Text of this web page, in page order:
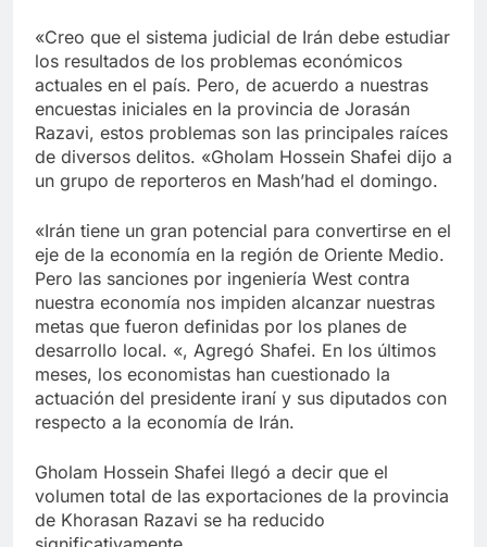
Crucero en México te
lleva a lugares
paranormales con
binoculares de visión
nocturna y reuniones de
secuestrados
7 Años Atrás
La Inteligencia Artificial
deepfake de Samsung
fabrica un clip de
movimiento desde una
sola foto
7 Años Atrás
«Creo que el sistema judicial de Irán debe estudiar
los resultados de los problemas económicos
actuales en el país. Pero, de acuerdo a nuestras
encuestas iniciales en la provincia de Jorasán
Razavi, estos problemas son las principales raíces
de diversos delitos. «Gholam Hossein Shafei dijo a
un grupo de reporteros en Mash’had el domingo.
«Irán tiene un gran potencial para convertirse en el
eje de la economía en la región de Oriente Medio.
Pero las sanciones por ingeniería West contra
nuestra economía nos impiden alcanzar nuestras
metas que fueron definidas por los planes de
desarrollo local. «, Agregó Shafei. En los últimos
meses, los economistas han cuestionado la
actuación del presidente iraní y sus diputados con
respecto a la economía de Irán.
Gholam Hossein Shafei llegó a decir que el
volumen total de las exportaciones de la provincia
de Khorasan Razavi se ha reducido